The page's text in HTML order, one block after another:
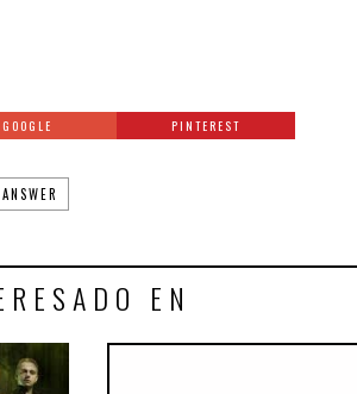
GOOGLE PINTEREST
EN